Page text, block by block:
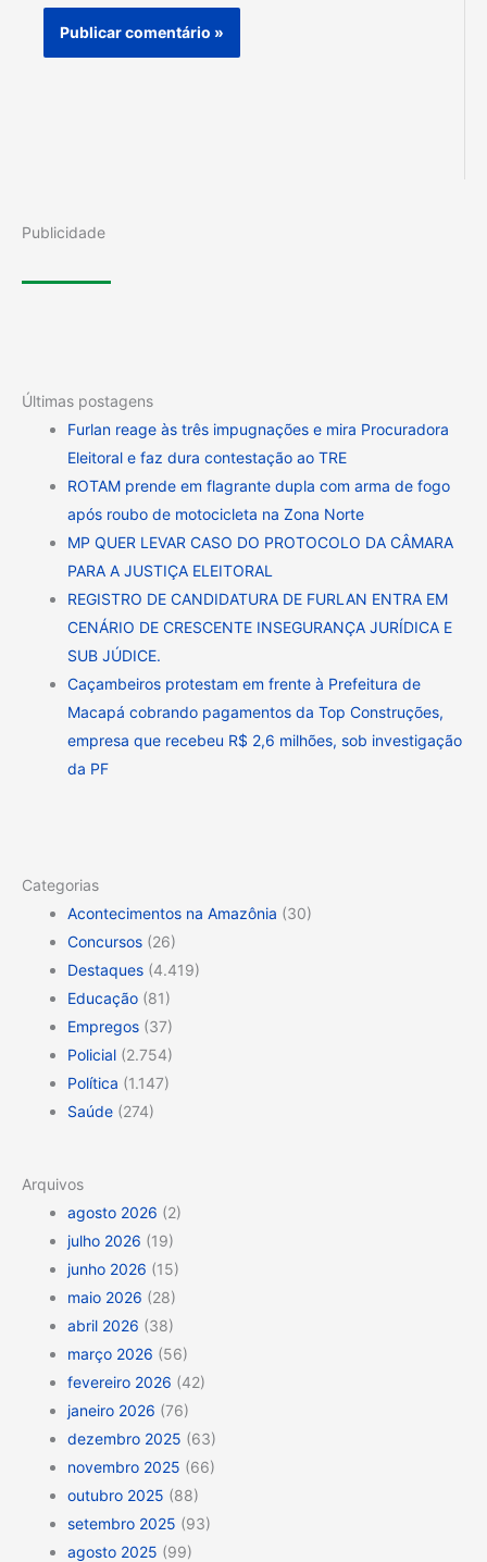
Publicidade
Últimas postagens
Furlan reage às três impugnações e mira Procuradora
Eleitoral e faz dura contestação ao TRE
ROTAM prende em flagrante dupla com arma de fogo
após roubo de motocicleta na Zona Norte
MP QUER LEVAR CASO DO PROTOCOLO DA CÂMARA
PARA A JUSTIÇA ELEITORAL
REGISTRO DE CANDIDATURA DE FURLAN ENTRA EM
CENÁRIO DE CRESCENTE INSEGURANÇA JURÍDICA E
SUB JÚDICE.
Caçambeiros protestam em frente à Prefeitura de
Macapá cobrando pagamentos da Top Construções,
empresa que recebeu R$ 2,6 milhões, sob investigação
da PF
Categorias
Acontecimentos na Amazônia (30)
Concursos (26)
Destaques (4.419)
Educação (81)
Empregos (37)
Policial (2.754)
Política (1.147)
Saúde (274)
Arquivos
agosto 2026 (2)
julho 2026 (19)
junho 2026 (15)
maio 2026 (28)
abril 2026 (38)
março 2026 (56)
fevereiro 2026 (42)
janeiro 2026 (76)
dezembro 2025 (63)
novembro 2025 (66)
outubro 2025 (88)
setembro 2025 (93)
agosto 2025 (99)